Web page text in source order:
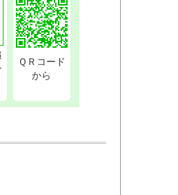
ＱＲコード
から